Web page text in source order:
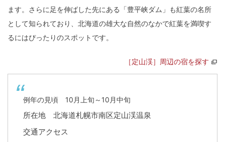
ます。さらに足を伸ばした先にある「豊平峡ダム」も紅葉の名所
として知られており、北海道の雄大な自然のなかで紅葉を満喫す
るにはぴったりのスポットです。
［定山渓］周辺の宿を探す
例年の見頃 10月上旬～10月中旬
所在地 北海道札幌市南区定山渓温泉
交通アクセス